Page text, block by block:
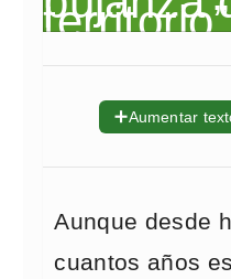
➕Aumentar
Aunque desde
cuantos años